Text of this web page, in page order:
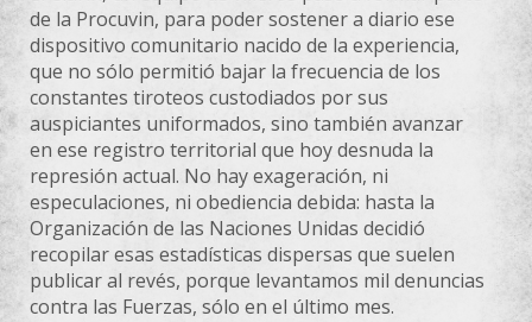
de la Procuvin, para poder sostener a diario ese
dispositivo comunitario nacido de la experiencia,
que no sólo permitió bajar la frecuencia de los
constantes tiroteos custodiados por sus
auspiciantes uniformados, sino también avanzar
en ese registro territorial que hoy desnuda la
represión actual. No hay exageración, ni
especulaciones, ni obediencia debida: hasta la
Organización de las Naciones Unidas decidió
recopilar esas estadísticas dispersas que suelen
publicar al revés, porque levantamos mil denuncias
contra las Fuerzas, sólo en el último mes.